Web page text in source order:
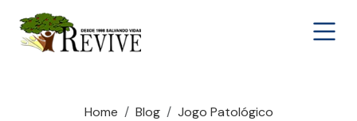
Home Blog
Jogo Patológico